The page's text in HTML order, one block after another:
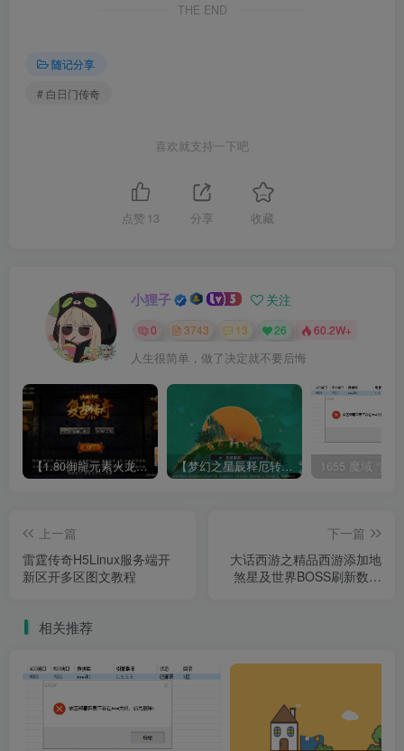
THE END
随记分享
# 白日门传奇
喜欢就支持一下吧
点赞 13 分享 收藏
小狸子 关注
0 3743 13 26 60.2W+
人生很简单，做了决定就不要后悔
【1.80御龍元素火龙[摸摸登陆器]】战神引擎WIN服务端+GM工具+充值后台+双端+架设教程 【梦幻之星辰释厄转尊享挂机版】MT3换皮梦幻西游Linux服务端+GM后台+双端+源码+架设教程
上一篇
雷霆传奇H5Linux服务端开
新区开多区图文教程
下一篇
大话西游之精品西游添加地
煞星及世界BOSS刷新数量
相关推荐